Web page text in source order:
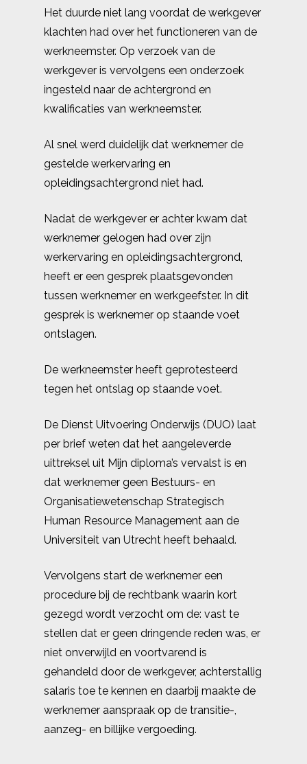
Het duurde niet lang voordat de werkgever
klachten had over het functioneren van de
werkneemster. Op verzoek van de
werkgever is vervolgens een onderzoek
ingesteld naar de achtergrond en
kwalificaties van werkneemster.
Al snel werd duidelijk dat werknemer de
gestelde werkervaring en
opleidingsachtergrond niet had.
Nadat de werkgever er achter kwam dat
werknemer gelogen had over zijn
werkervaring en opleidingsachtergrond,
heeft er een gesprek plaatsgevonden
tussen werknemer en werkgeefster. In dit
gesprek is werknemer op staande voet
ontslagen.
De werkneemster heeft geprotesteerd
tegen het ontslag op staande voet.
De Dienst Uitvoering Onderwijs (DUO) laat
per brief weten dat het aangeleverde
uittreksel uit Mijn diploma’s vervalst is en
dat werknemer geen Bestuurs- en
Organisatiewetenschap Strategisch
Human Resource Management aan de
Universiteit van Utrecht heeft behaald.
Vervolgens start de werknemer een
procedure bij de rechtbank waarin kort
gezegd wordt verzocht om de: vast te
stellen dat er geen dringende reden was, er
niet onverwijld en voortvarend is
gehandeld door de werkgever, achterstallig
salaris toe te kennen en daarbij maakte de
werknemer aanspraak op de transitie-,
aanzeg- en billijke vergoeding.